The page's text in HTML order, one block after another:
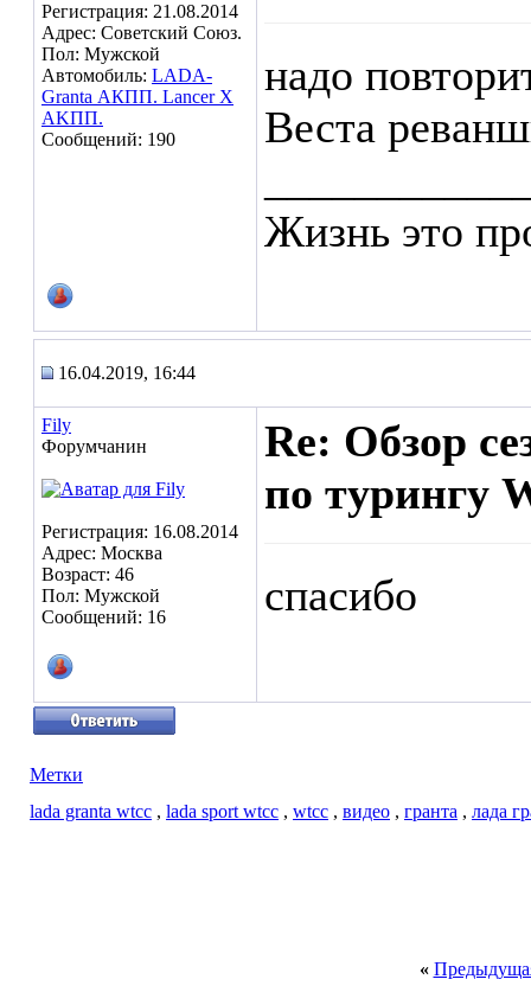
Регистрация: 21.08.2014
Адрес: Советский Cоюз.
Пол: Мужской
Автомобиль: LADA-
Granta АКПП. Lancer X
AKПП.
Сообщений: 190
надо
Веста
Жизнь это
16.04.2019, 16:44
Fily
Форумчанин
Регистрация: 16.08.2014
Адрес: Москва
Возраст: 46
Пол: Мужской
Сообщений: 16
Re: Обзор
по турингу
спасибо
Метки
lada granta wtcc , lada sport wtcc , wtcc , видео , гранта , лада
«